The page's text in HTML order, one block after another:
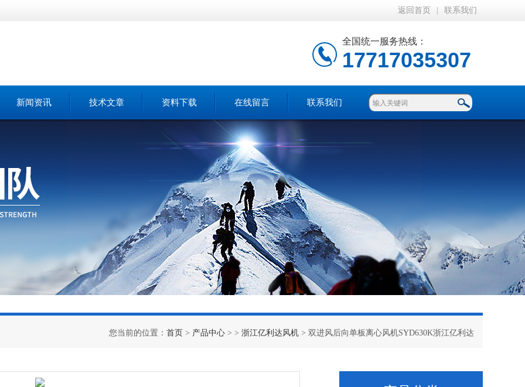
返回首页 联系我们
全国统一服务热线：
17717035307
新闻资讯 技术文章 资料下载 在线留言 联系我们
您当前的位置： 首页 > 产品中心 > > 浙江亿利达风机 > 双进风后向单板离心风机SYD630K浙江亿利达